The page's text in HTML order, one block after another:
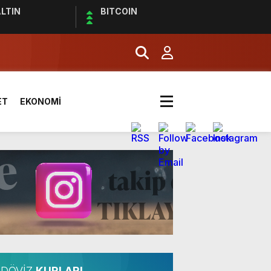
BITCOIN
EKONOMİ